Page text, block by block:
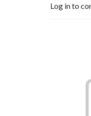
Log in to